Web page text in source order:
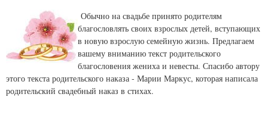
Обычно на свадьбе принято родителям
благословлять своих взрослых детей, вступающих
в новую взрослую семейную жизнь. Предлагаем
вашему вниманию текст родительского
благословения жениха и невесты. Спасибо автору
этого текста родительского наказа - Марии Маркус, которая написала
родительский свадебный наказ в стихах.